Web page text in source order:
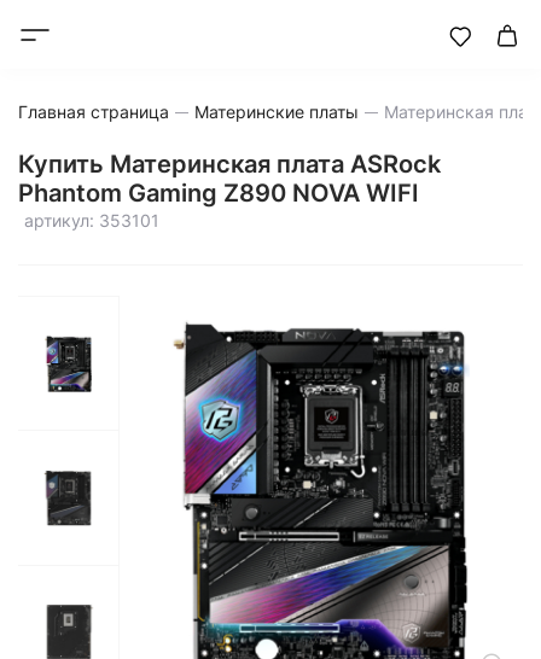
Главная страница Материнские платы
Купить Материнская плата ASRock
Phantom Gaming Z890 NOVA WIFI
артикул: 353101